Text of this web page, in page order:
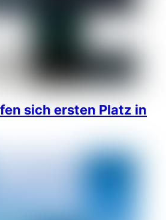
sich ersten Platz in